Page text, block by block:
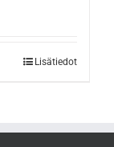
Lisätiedot